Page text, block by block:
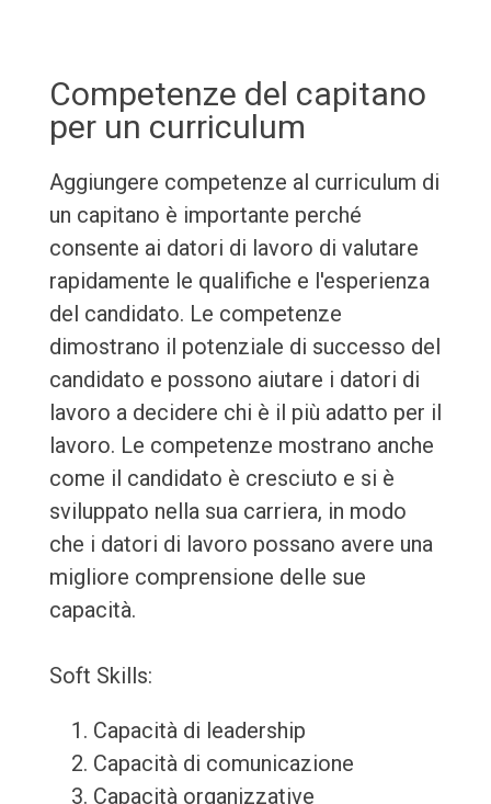
Competenze del capitano
per un curriculum
Aggiungere competenze al curriculum di
un capitano è importante perché
consente ai datori di lavoro di valutare
rapidamente le qualifiche e l'esperienza
del candidato. Le competenze
dimostrano il potenziale di successo del
candidato e possono aiutare i datori di
lavoro a decidere chi è il più adatto per il
lavoro. Le competenze mostrano anche
come il candidato è cresciuto e si è
sviluppato nella sua carriera, in modo
che i datori di lavoro possano avere una
migliore comprensione delle sue
capacità.
Soft Skills:
Capacità di leadership
Capacità di comunicazione
Capacità organizzative